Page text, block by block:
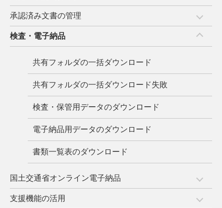
承認済み文書の管理
検査・電子納品
共有フォルダの一括ダウンロード
共有フォルダの一括ダウンロード失敗
検査・保管用データのダウンロード
電子納品用データのダウンロード
書類一覧表のダウンロード
国土交通省オンライン電子納品
支援機能の活用